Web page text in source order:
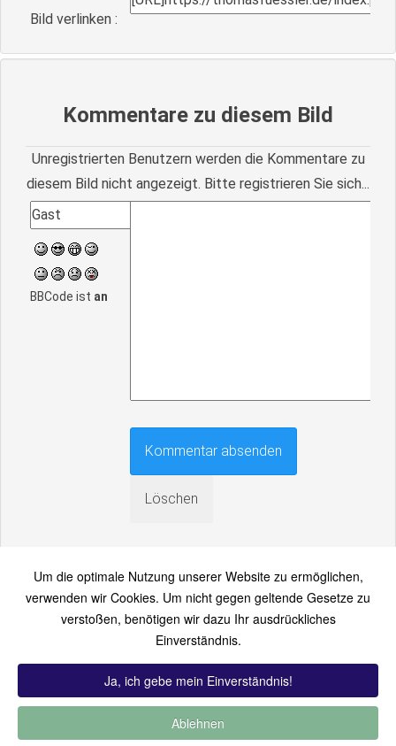
Bild verlinken :
Kommentare zu diesem Bild
Unregistrierten Benutzern werden die Kommentare zu
diesem Bild nicht angezeigt. Bitte registrieren Sie sich...
BBCode ist an
An einen Freund senden
Bitte loggen Sie sich zuerst ein...
Um die optimale Nutzung unserer Website zu ermöglichen,
verwenden wir Cookies. Um nicht gegen geltende Gesetze zu
verstoßen, benötigen wir dazu Ihr ausdrückliches
Einverständnis.
Ja, ich gebe mein Einverständnis!
Ablehnen